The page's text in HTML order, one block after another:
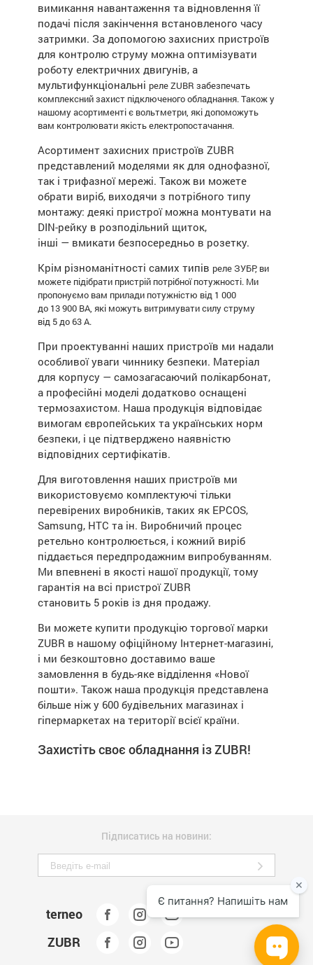
вимикання навантаження та відновлення її
подачі після закінчення встановленого часу
затримки. За допомогою захисних пристроїв
для контролю струму можна оптимізувати
роботу електричних двигунів, а
мультифункціональні реле ZUBR забезпечать
комплексний захист підключеного обладнання. Також у
нашому асортименті є вольтметри, які допоможуть
вам контролювати якість електропостачання.
Асортимент захисних пристроїв ZUBR
представлений моделями як для однофазної,
так і трифазної мережі. Також ви можете
обрати виріб, виходячи з потрібного типу
монтажу: деякі пристрої можна монтувати на
DIN-рейку в розподільний щиток,
інші — вмикати безпосередньо в розетку.
Крім різноманітності самих типів реле ЗУБР, ви
можете підібрати пристрій потрібної потужності. Ми
пропонуємо вам прилади потужністю від 1 000
до 13 900 ВА, які можуть витримувати силу струму
від 5 до 63 А.
При проектуванні наших пристроїв ми надали
особливої уваги чиннику безпеки. Матеріал
для корпусу — самозагасаючий полікарбонат,
а професійні моделі додатково оснащені
термозахистом. Наша продукція відповідає
вимогам європейських та українських норм
безпеки, і це підтверджено наявністю
відповідних сертифікатів.
Для виготовлення наших пристроїв ми
використовуємо комплектуючі тільки
перевірених виробників, таких як EPCOS,
Samsung, HTC та ін. Виробничий процес
ретельно контролюється, і кожний виріб
піддається передпродажним випробуванням.
Ми впевнені в якості нашої продукції, тому
гарантія на всі пристрої ZUBR
становить 5 років із дня продажу.
Ви можете купити продукцію торгової марки
ZUBR в нашому офіційному Інтернет-магазині,
і ми безкоштовно доставимо ваше
замовлення в будь-яке відділення «Нової
пошти». Також наша продукція представлена
більше ніж у 600 будівельних магазинах і
гіпермаркетах на території всієї країни.
Захистіть своє обладнання із ZUBR!
Підписатись на новини:
terneo
ZUBR